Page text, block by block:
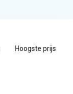
Hoogste prijs